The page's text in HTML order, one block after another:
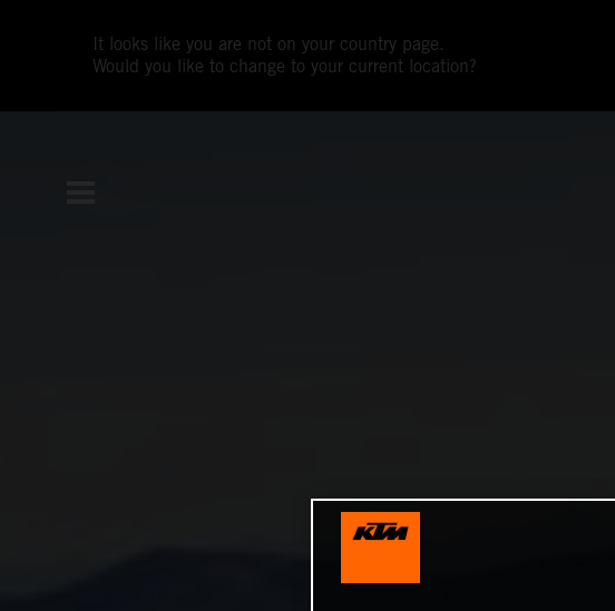
It looks like you are not on your country page.
Would you like to change to your current location?